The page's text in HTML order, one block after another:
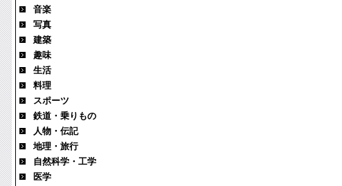
音楽
写真
建築
趣味
生活
料理
スポーツ
鉄道・乗りもの
人物・伝記
地理・旅行
自然科学・工学
医学